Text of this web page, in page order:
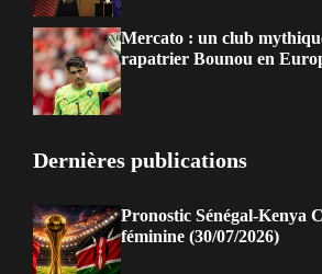
Mercato : un club
rapatrier Bounou en
Dernières publications
Pronostic Sénégal-Kenya
féminine (30/07/2026)